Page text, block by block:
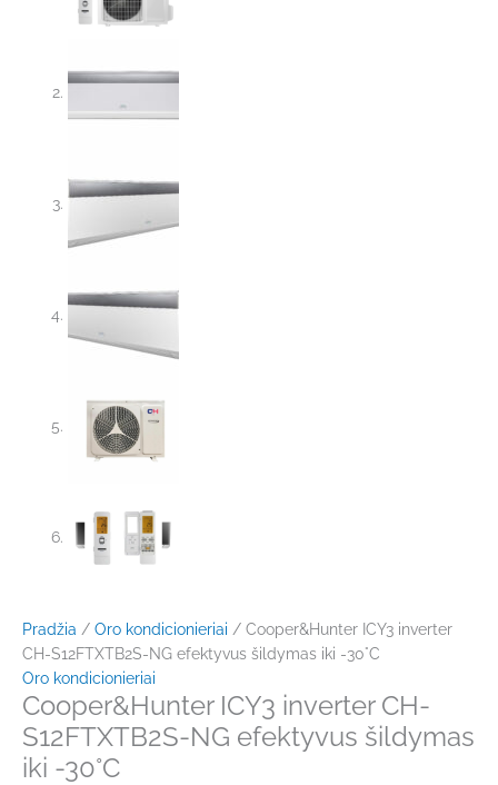
Pradžia / Oro kondicionieriai / Cooper&Hunter ICY3 inverter
CH-S12FTXTB2S-NG efektyvus šildymas iki -30°C
Oro kondicionieriai
Cooper&Hunter ICY3 inverter CH-
S12FTXTB2S-NG efektyvus šildymas
iki -30°C